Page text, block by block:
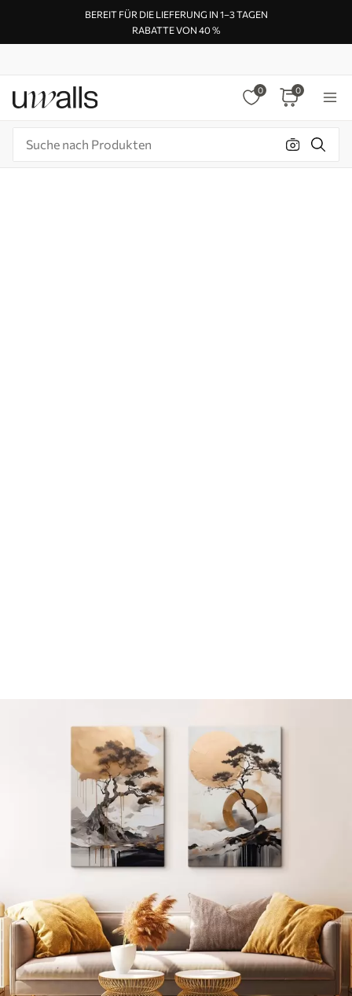
BEREIT FÜR DIE LIEFERUNG IN 1–3 TAGEN
RABATTE VON 40 %
0 0